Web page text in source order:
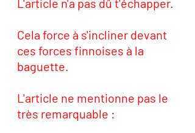
L'article n'a pas dû t'échapper.
Cela force à s'incliner devant
ces forces finnoises à la
baguette.
L'article ne mentionne pas le
très remarquable :